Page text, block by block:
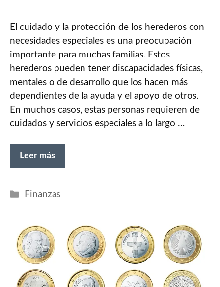
El cuidado y la protección de los herederos con
necesidades especiales es una preocupación
importante para muchas familias. Estos
herederos pueden tener discapacidades físicas,
mentales o de desarrollo que los hacen más
dependientes de la ayuda y el apoyo de otros.
En muchos casos, estas personas requieren de
cuidados y servicios especiales a lo largo …
Leer más
Categorías
Finanzas